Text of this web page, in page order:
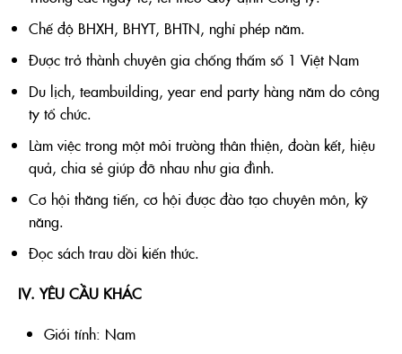
Chế độ BHXH, BHYT, BHTN, nghỉ phép năm.
Được trở thành chuyên gia chống thấm số 1 Việt Nam
Du lịch, teambuilding, year end party hàng năm do công
ty tổ chức.
Làm việc trong một môi trường thân thiện, đoàn kết, hiệu
quả, chia sẻ giúp đỡ nhau như gia đình.
Cơ hội thăng tiến, cơ hội được đào tạo chuyên môn, kỹ
năng.
Đọc sách trau dồi kiến thức.
IV. YÊU CẦU KHÁC
Giới tính: Nam